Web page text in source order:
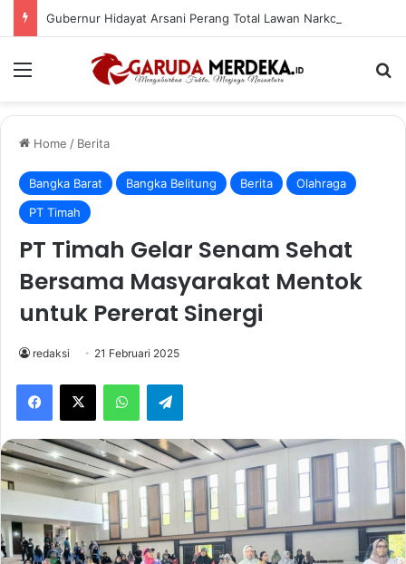
Menu
Home / Berita
Bangka Barat Bangka Belitung Berita
Olahraga
PT Timah
PT Timah Gelar Senam Sehat
Bersama Masyarakat Mentok
untuk Pererat Sinergi
redaksi 21 Februari 2025
Facebook
X WhatsAppTelegram